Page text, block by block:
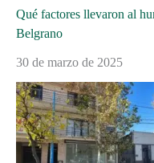
Qué factores llevaron al
Belgrano
30 de marzo de 2025